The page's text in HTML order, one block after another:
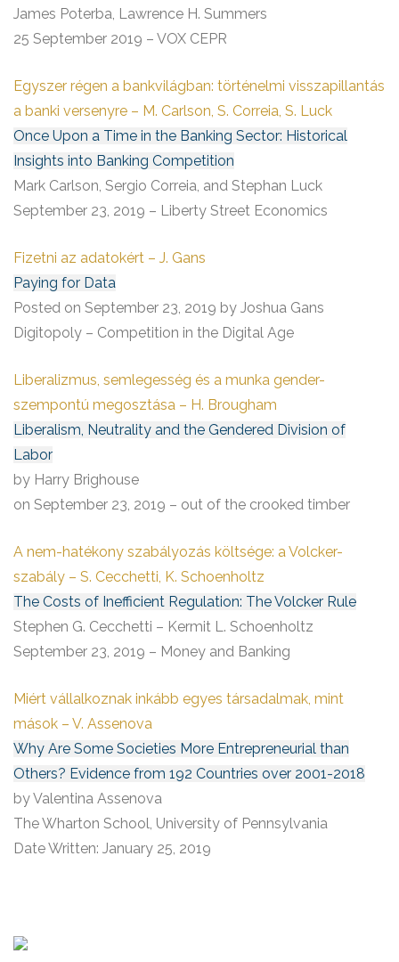
James Poterba, Lawrence H. Summers
25 September 2019 – VOX CEPR
Egyszer régen a bankvilágban: történelmi visszapillantás
a banki versenyre – M. Carlson, S. Correia, S. Luck
Once Upon a Time in the Banking Sector: Historical
Insights into Banking Competition
Mark Carlson, Sergio Correia, and Stephan Luck
September 23, 2019 – Liberty Street Economics
Fizetni az adatokért – J. Gans
Paying for Data
Posted on September 23, 2019 by Joshua Gans
Digitopoly – Competition in the Digital Age
Liberalizmus, semlegesség és a munka gender-
szempontú megosztása – H. Brougham
Liberalism, Neutrality and the Gendered Division of
Labor
by Harry Brighouse
on September 23, 2019 – out of the crooked timber
A nem-hatékony szabályozás költsége: a Volcker-
szabály – S. Cecchetti, K. Schoenholtz
The Costs of Inefficient Regulation: The Volcker Rule
Stephen G. Cecchetti – Kermit L. Schoenholtz
September 23, 2019 – Money and Banking
Miért vállalkoznak inkább egyes társadalmak, mint
mások – V. Assenova
Why Are Some Societies More Entrepreneurial than
Others? Evidence from 192 Countries over 2001-2018
by Valentina Assenova
The Wharton School, University of Pennsylvania
Date Written: January 25, 2019